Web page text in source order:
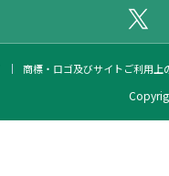
商標・ロゴ及びサイトご利用上